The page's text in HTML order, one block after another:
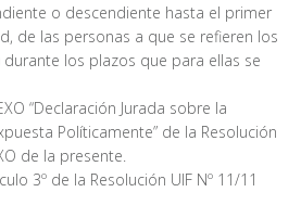
o descendiente hasta el primer
de las personas a que se refieren los
durante los plazos que para ellas se
“Declaración Jurada sobre la
Políticamente” de la Resolución
de la presente.
3º de la Resolución UIF Nº 11/11